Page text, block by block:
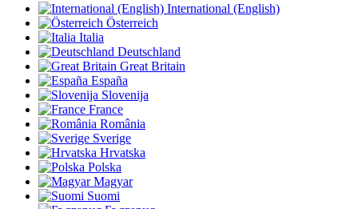
International (English)
Österreich
Italia
Deutschland
Great Britain
España
Slovenija
France
România
Sverige
Hrvatska
Polska
Magyar
Suomi